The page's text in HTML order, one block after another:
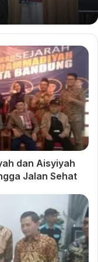
Buya Hamka,
dalam
bahwa kegiatan
berharga bagi
inspirasi bagi
semangat
Bekerja
Masjid Raya
Bandung
Kegiatan Baitul
dan Aisyiyah
Jalan Sehat